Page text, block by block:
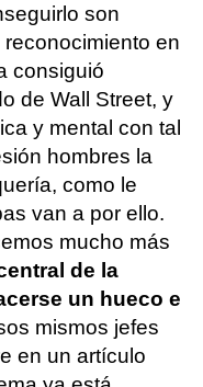
son
en
consiguió
de Wall Street, y
y mental con tal
hombres la
como le
van a por ello.
mucho más
de la
un hueco e
mismos jefes
en un artículo